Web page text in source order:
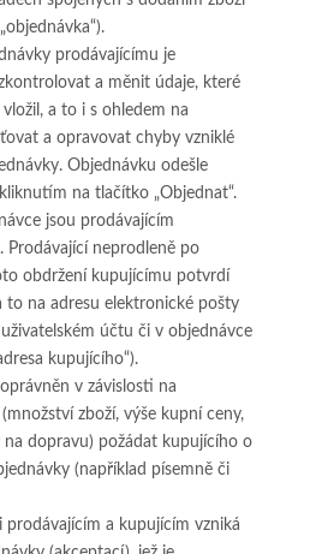
prodávajícímu je
a měnit údaje, které
a to i s ohledem na
a opravovat chyby vzniklé
Objednávku odešle
na tlačítko „Objednat“.
jsou prodávajícím
Prodávající neprodleně po
obdržení kupujícímu potvrdí
to na adresu elektronické pošty
účtu či v objednávce
kupujícího“).
v závislosti na
zboží, výše kupní ceny,
na dopravu) požádat kupujícího o
(například písemně či
prodávajícím a kupujícím vzniká